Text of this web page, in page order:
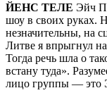
ЙЕНС ТЕЛЕ Эйч
шоу в своих руках.
незначительны, на
Литве я впрыгнул
Тогда речь шла о
встану туда».
лицо группы — это